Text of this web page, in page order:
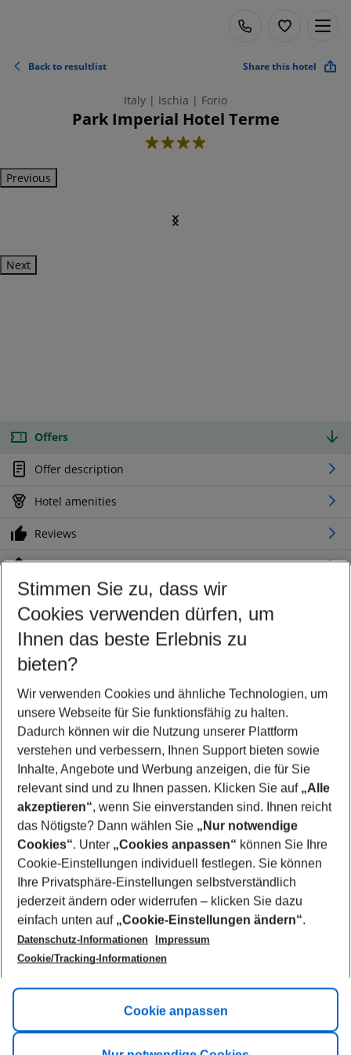
Back to resultlist Share this hotel
Italy | Ischia | Forio
Park Imperial Hotel Terme
4
Previous
Next
Offers
Offer description
Hotel amenities
Reviews
Location
Customize your offer
Find the perfect deal which suits your best
Your departure airport
Any airport
Select your date range
11/08/26–09/08/27 5-8 nights
Who will travel
2 adults No children
Show more filter
Footer
Footer navigation
Title A
Link A
Stimmen Sie zu, dass wir
Cookies verwenden dürfen, um
Ihnen das beste Erlebnis zu
bieten?
Wir verwenden Cookies und ähnliche Technologien, um
unsere Webseite für Sie funktionsfähig zu halten.
Dadurch können wir die Nutzung unserer Plattform
verstehen und verbessern, Ihnen Support bieten sowie
Inhalte, Angebote und Werbung anzeigen, die für Sie
relevant sind und zu Ihnen passen. Klicken Sie auf „Alle
akzeptieren“, wenn Sie einverstanden sind. Ihnen reicht
das Nötigste? Dann wählen Sie „Nur notwendige
Cookies“. Unter „Cookies anpassen“ können Sie Ihre
Cookie-Einstellungen individuell festlegen. Sie können
Ihre Privatsphäre-Einstellungen selbstverständlich
jederzeit ändern oder widerrufen – klicken Sie dazu
einfach unten auf „Cookie-Einstellungen ändern“.
Datenschutz-Informationen
Impressum
Cookie/Tracking-Informationen
Cookie anpassen